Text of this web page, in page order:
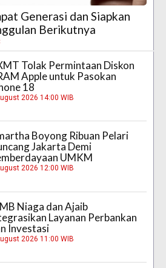
Generasi dan Siapkan
Berikutnya
Tolak Permintaan Diskon
Apple untuk Pasokan
18
2026 14:00 WIB
Boyong Ribuan Pelari
Jakarta Demi
UMKM
2026 12:00 WIB
Niaga dan Ajaib
Layanan Perbankan
Investasi
2026 11:00 WIB